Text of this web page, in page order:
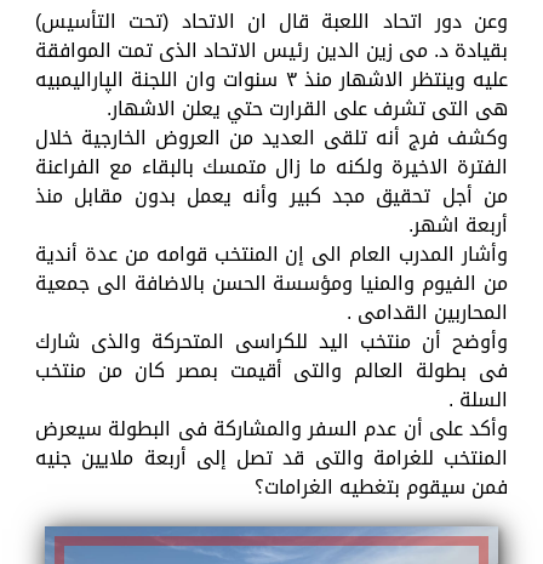
وعن دور اتحاد اللعبة قال ان الاتحاد (تحت التأسيس)
بقيادة د. مى زين الدين رئيس الاتحاد الذى تمت الموافقة
عليه وينتظر الاشهار منذ ٣ سنوات وان اللجنة الپاراليمبيه
هى التى تشرف على القرارت حتي يعلن الاشهار.
وكشف فرج أنه تلقى العديد من العروض الخارجية خلال
الفترة الاخيرة ولكنه ما زال متمسك بالبقاء مع الفراعنة
من أجل تحقيق مجد كبير وأنه يعمل بدون مقابل منذ
أربعة اشهر.
وأشار المدرب العام الى إن المنتخب قوامه من عدة أندية
من الفيوم والمنيا ومؤسسة الحسن بالاضافة الى جمعية
المحاربين القدامى .
وأوضح أن منتخب اليد للكراسى المتحركة والذى شارك
فى بطولة العالم والتى أقيمت بمصر كان من منتخب
السلة .
وأكد على أن عدم السفر والمشاركة فى البطولة سيعرض
المنتخب للغرامة والتى قد تصل إلى أربعة ملايين جنيه
فمن سيقوم بتغطيه الغرامات؟